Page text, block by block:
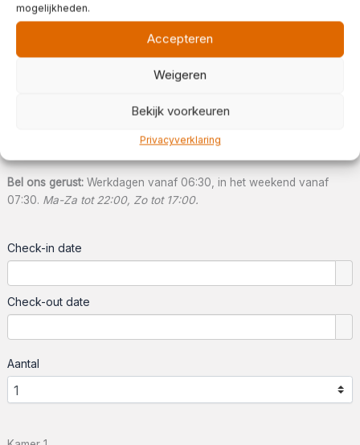
mogelijkheden.
Accepteren
Weigeren
Bekijk voorkeuren
Privacyverklaring
Bel ons gerust:Werkdagen vanaf 06:30, in het weekend vanaf
07:30. Ma-Za tot 22:00, Zo tot 17:00.
Check-in date
Check-out date
Aantal